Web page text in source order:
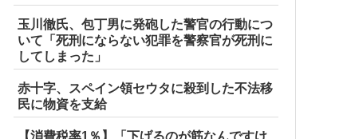
玉川徹氏、包丁男に発砲した警官の行動につ
いて「死刑にならない犯罪を警察官が死刑に
してしまった」
赤十字、スペイン領セウタに殺到した不法移
民に物資を支給
【消費税率1％】「下げるのが筋なんですけ